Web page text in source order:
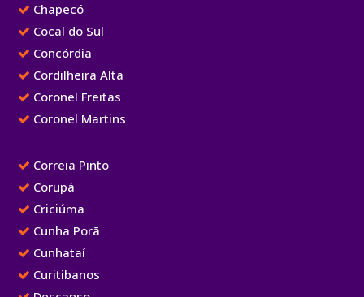
Chapecó
Cocal do Sul
Concórdia
Cordilheira Alta
Coronel Freitas
Coronel Martins
Correia Pinto
Corupá
Criciúma
Cunha Porã
Cunhataí
Curitibanos